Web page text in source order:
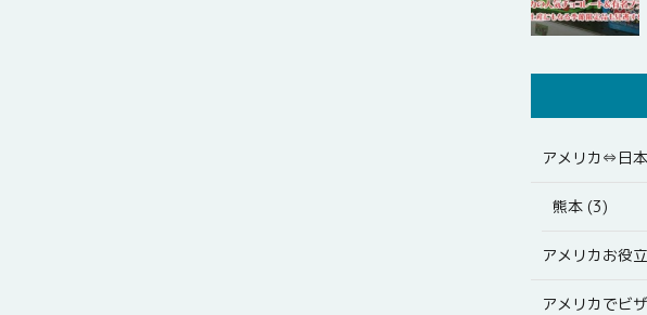
アメリカ⇔日
熊本 (3)
アメリカお役
アメリカでビ